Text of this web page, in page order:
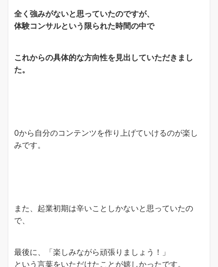
全く強みがないと思っていたのですが、
体験コンサルという限られた時間の中で
これからの具体的な方向性を見出していただきまし
た。
0から自分のコンテンツを作り上げていけるのが楽し
みです。
また、起業初期は辛いことしかないと思っていたの
で、
最後に、「楽しみながら頑張りましょう！」
という言葉をいただけたことが嬉しかったです。